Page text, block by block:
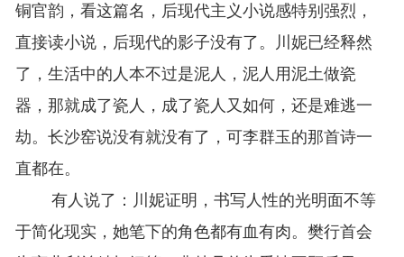
铜官韵，看这篇名，后现代主义小说感特别强烈，
直接读小说，后现代的影子没有了。川妮已经释然
了，生活中的人本不过是泥人，泥人用泥土做瓷
器，那就成了瓷人，成了瓷人又如何，还是难逃一
劫。长沙窑说没有就没有了，可李群玉的那首诗一
直都在。
有人说了：川妮证明，书写人性的光明面不等
于简化现实，她笔下的角色都有血有肉。樊行首会